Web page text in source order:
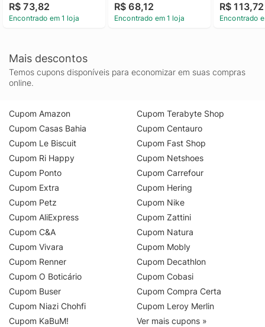
R$ 73,82
Encontrado em 1 loja
R$ 68,12
Encontrado em 1 loja
R$ 113,72
Encontrado
Mais descontos
Temos cupons disponíveis para economizar em suas compras
online.
Cupom Amazon
Cupom Casas Bahia
Cupom Le Biscuit
Cupom Ri Happy
Cupom Ponto
Cupom Extra
Cupom Petz
Cupom AliExpress
Cupom C&A
Cupom Vivara
Cupom Renner
Cupom O Boticário
Cupom Buser
Cupom Niazi Chohfi
Cupom KaBuM!
Cupom Terabyte Shop
Cupom Centauro
Cupom Fast Shop
Cupom Netshoes
Cupom Carrefour
Cupom Hering
Cupom Nike
Cupom Zattini
Cupom Natura
Cupom Mobly
Cupom Decathlon
Cupom Cobasi
Cupom Compra Certa
Cupom Leroy Merlin
Ver mais cupons »